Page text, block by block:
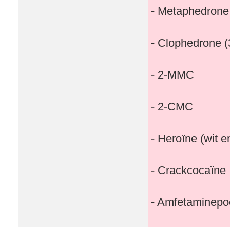
-
- Clophedrone
- 2-MMC
- 2-CMC
- Heroïne (wit
- Crackcocaïne
-